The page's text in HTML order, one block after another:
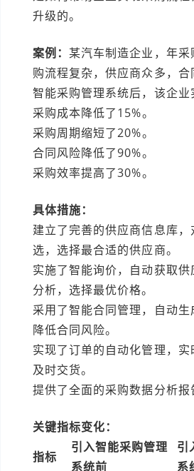
升级的。
案例： 某汽车制造企业，年
购流程复杂，供应商众多，
智能采购管理系统后，该企业
采购成本降低了15%。
采购周期缩短了20%。
合同风险降低了90%。
采购效率提高了30%。
具体措施：
建立了完善的供应商信息库
选，选择最合适的供应商。
实施了智能询价，自动获取
分析，选择最优价格。
采用了智能合同管理，自动生
降低合同风险。
实现了订单的自动化管理，
及时交货。
提供了全面的采购数据分析报
关键指标变化：
指标
引入智能采购管理
系统前
引
系